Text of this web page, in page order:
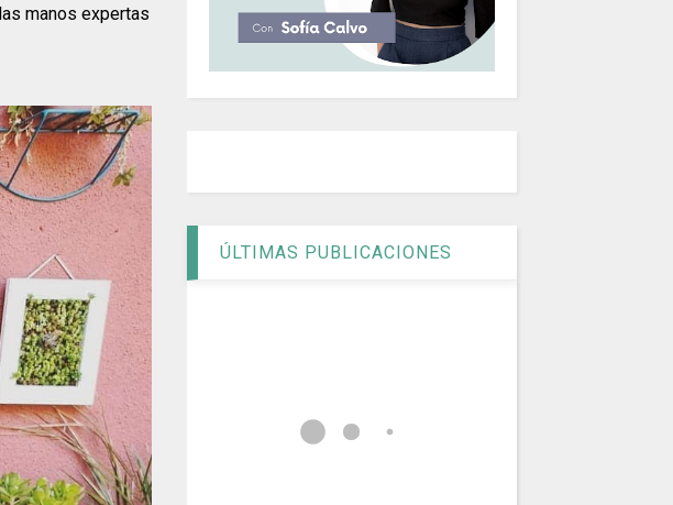
manos expertas
ÚLTIMAS PUBLICACIONES